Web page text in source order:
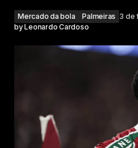
Mercado da bola Palmeiras 3 de
byLeonardo Cardoso